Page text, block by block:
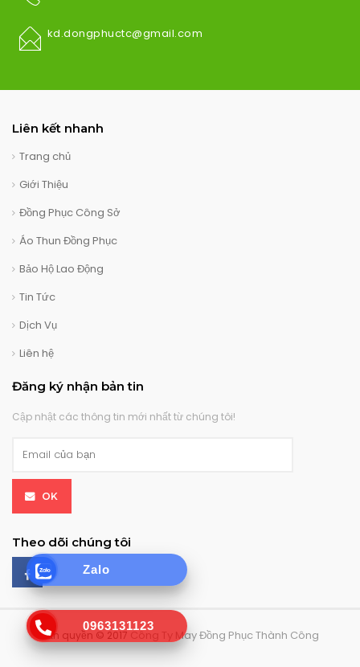
kd.dongphuctc@gmail.com
Liên kết nhanh
Trang chủ
Giới Thiệu
Đồng Phục Công Sở
Áo Thun Đồng Phục
Bảo Hộ Lao Động
Tin Tức
Dịch Vụ
Liên hệ
Đăng ký nhận bản tin
Cập nhật các thông tin mới nhất từ chúng tôi!
OK
Theo dõi chúng tôi
Bản quyền © 2017 Công Ty May Đồng Phục Thành Công
Zalo
0963131123